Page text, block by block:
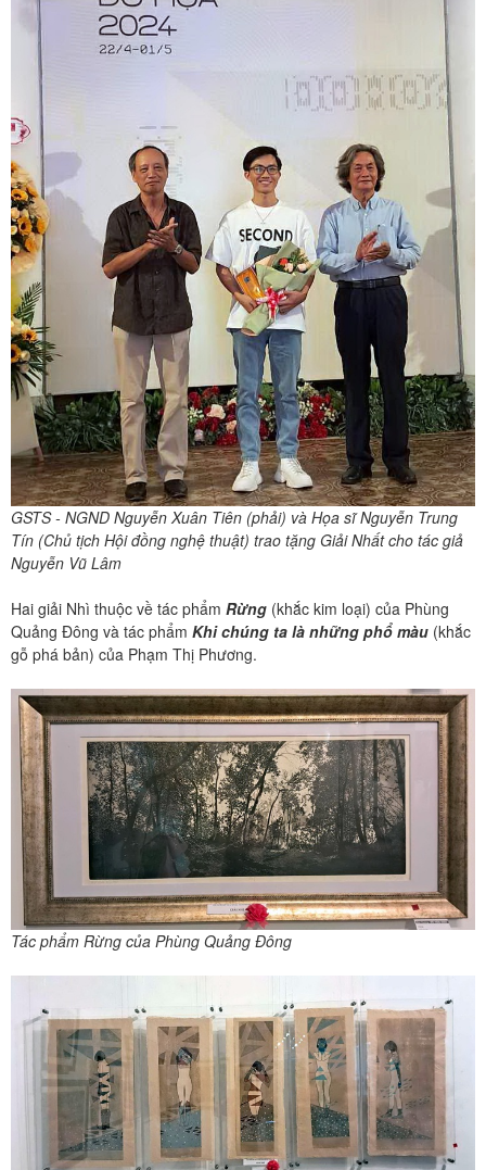
GSTS - NGND Nguyễn Xuân Tiên (phải) và Họa sĩ Nguyễn Trung
Tín (Chủ tịch Hội đồng nghệ thuật) trao tặng Giải Nhất cho tác giả
Nguyễn Vũ Lâm
Hai giải Nhì thuộc về tác phẩm Rừng (khắc kim loại) của Phùng
Quảng Đông và tác phẩm Khi chúng ta là những phổ màu (khắc
gỗ phá bản) của Phạm Thị Phương.
Tác phẩm Rừng của Phùng Quảng Đông